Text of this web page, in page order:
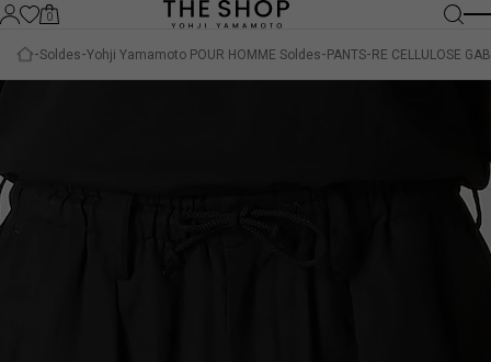
0
Soldes Yohji Yamamoto POUR HOMME Soldes PANTS RE CELLULOSE